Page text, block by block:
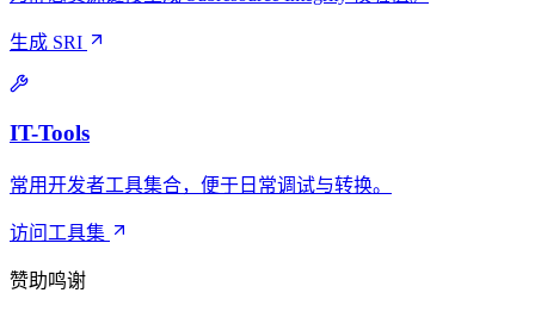
生成 SRI
IT-Tools
常用开发者工具集合，便于日常调试与转换。
访问工具集
赞助鸣谢